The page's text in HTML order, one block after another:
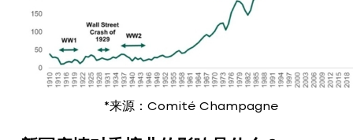
*来源：Comité Champagne